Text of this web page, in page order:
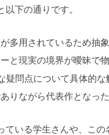
下の通りです。
多用されているため抽
と現実の境界が曖昧で
疑問点について具体的な
りながら代表作となっ
ている学生さんや、こ